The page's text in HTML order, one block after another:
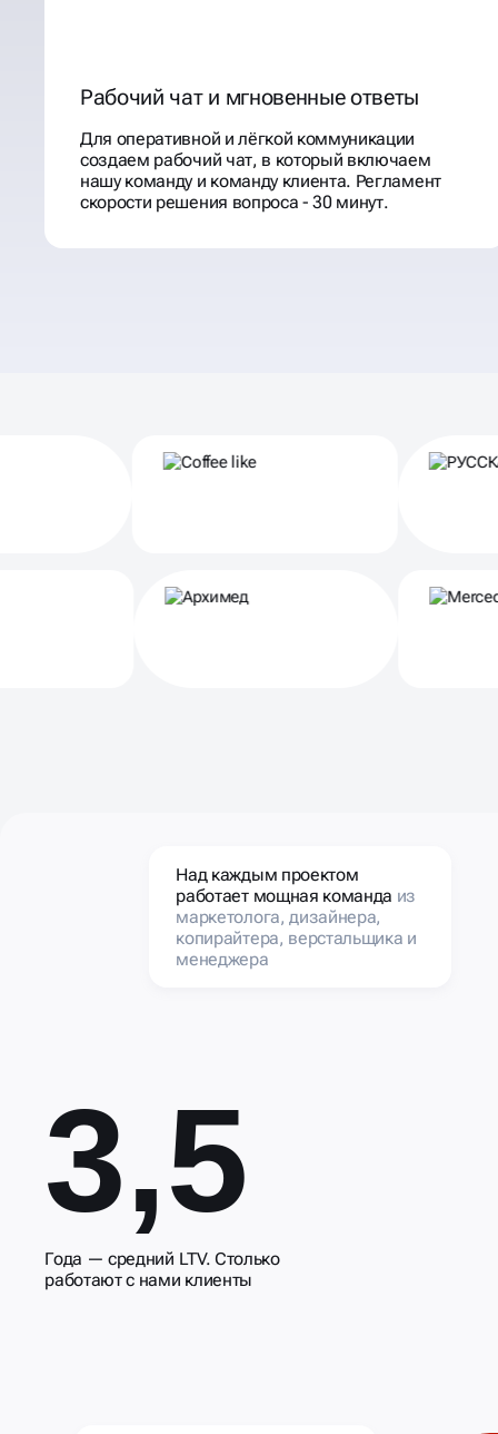
Рабочий чат и мгновенные ответы
Для оперативной и лёгкой коммуникации
создаем рабочий чат, в который включаем
нашу команду и команду клиента. Регламент
скорости решения вопроса - 30 минут.
3,5
Года — средний LTV. Столько
работают с нами клиенты
Над каждым проектом
работает мощная команда из
маркетолога, дизайнера,
копирайтера, верстальщика и
менеджера